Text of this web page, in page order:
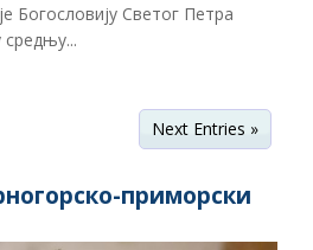
Богословију Светог Петра
средњу...
Next Entries »
приморски